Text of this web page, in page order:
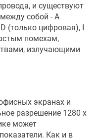
и существуют
собой - A
(только цифровая), I
помехам,
излучающими
экранах и
разрешение 1280 х
может
Как и в